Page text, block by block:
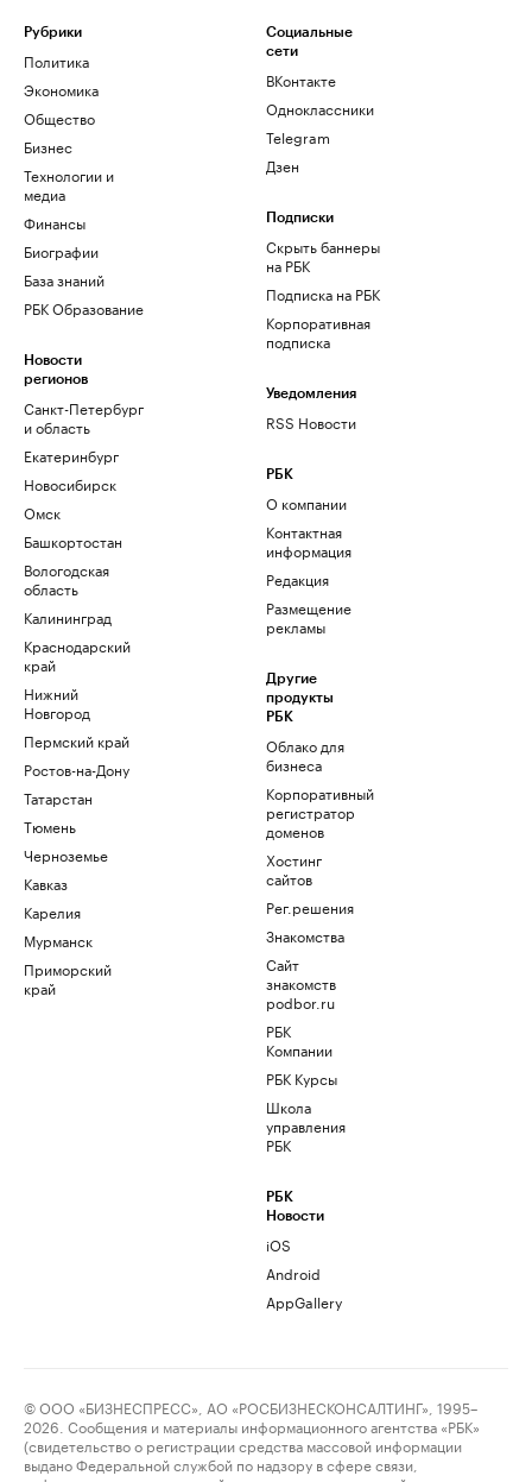
Рубрики
Политика
Экономика
Общество
Бизнес
Технологии и
медиа
Финансы
Биографии
База знаний
РБК Образование
Новости
регионов
Санкт-Петербург
и область
Екатеринбург
Новосибирск
Омск
Башкортостан
Вологодская
область
Калининград
Краснодарский
край
Нижний
Новгород
Пермский край
Ростов-на-Дону
Татарстан
Тюмень
Черноземье
Кавказ
Карелия
Мурманск
Приморский
край
Социальные
сети
ВКонтакте
Одноклассники
Telegram
Дзен
Подписки
Скрыть баннеры
на РБК
Подписка на РБК
Корпоративная
подписка
Уведомления
RSS Новости
РБК
О компании
Контактная
информация
Редакция
Размещение
рекламы
Другие
продукты
РБК
Облако для
бизнеса
Корпоративный
регистратор
доменов
Хостинг
сайтов
Рег.решения
Знакомства
Сайт
знакомств
podbor.ru
РБК
Компании
РБК Курсы
Школа
управления
РБК
РБК
Новости
iOS
Android
AppGallery
© ООО «БИЗНЕСПРЕСС», АО «РОСБИЗНЕСКОНСАЛТИНГ», 1995–
2026. Сообщения и материалы информационного агентства «РБК»
(свидетельство о регистрации средства массовой информации
выдано Федеральной службой по надзору в сфере связи,